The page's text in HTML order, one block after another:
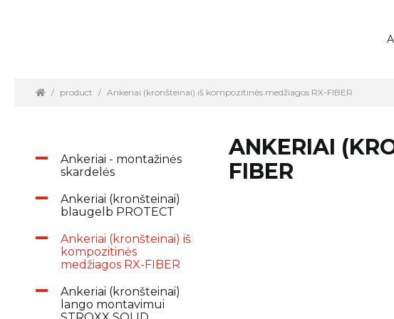
product Ankeriai (kronšteinai) iš kompozitinės medžiagos RX-FIBER
Ankeriai - montažinės
skardelės
Ankeriai (kronšteinai)
blaugelb PROTECT
Ankeriai (kronšteinai) iš
kompozitinės
medžiagos RX-FIBER
Ankeriai (kronšteinai)
lango montavimui
ANKERIAI
FIBER